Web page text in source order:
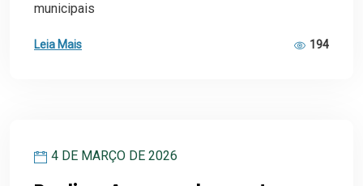
municipais
Leia Mais 194
4 DE MARÇO DE 2026